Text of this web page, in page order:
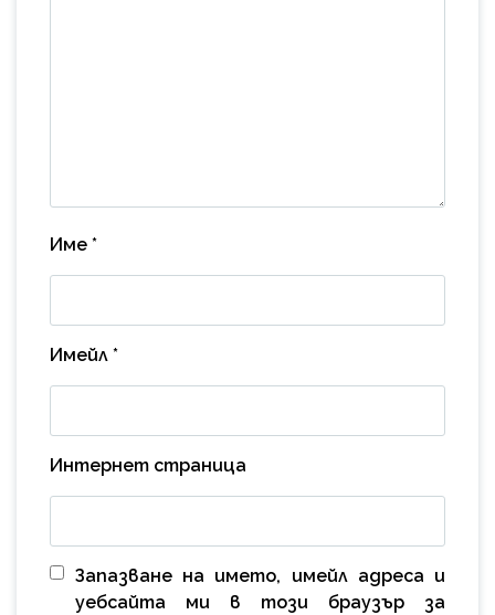
Име *
Имейл *
Интернет страница
Запазване на името, имейл адреса и
уебсайта ми в този браузър за